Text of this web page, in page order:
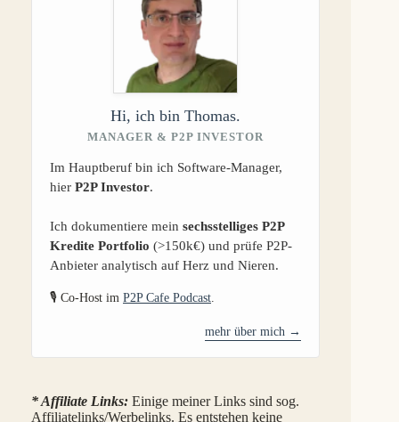
Hi, ich bin Thomas.
MANAGER & P2P INVESTOR
Im Hauptberuf bin ich Software-Manager,
hier P2P Investor.
Ich dokumentiere mein sechsstelliges P2P
Kredite Portfolio (>150k€) und prüfe P2P-
Anbieter analytisch auf Herz und Nieren.
🎙️ Co-Host im P2P Cafe Podcast
mehr über mich →
* Affiliate Links: Einige meiner Links sind sog.
Affiliatelinks/Werbelinks. Es entstehen keine